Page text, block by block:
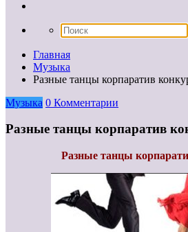
Главная
Музыка
Разные танцы корпаратив
Музыка 0 Комментарии
Разные танцы корпаратив
Разные танцы